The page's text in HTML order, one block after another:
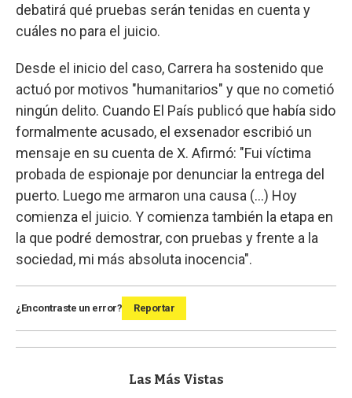
debatirá qué pruebas serán tenidas en cuenta y
cuáles no para el juicio.
Desde el inicio del caso, Carrera ha sostenido que
actuó por motivos "humanitarios" y que no cometió
ningún delito. Cuando El País publicó que había sido
formalmente acusado, el exsenador escribió un
mensaje en su cuenta de X. Afirmó: "Fui víctima
probada de espionaje por denunciar la entrega del
puerto. Luego me armaron una causa (...) Hoy
comienza el juicio. Y comienza también la etapa en
la que podré demostrar, con pruebas y frente a la
sociedad, mi más absoluta inocencia".
¿Encontraste un error? Reportar
Las Más Vistas